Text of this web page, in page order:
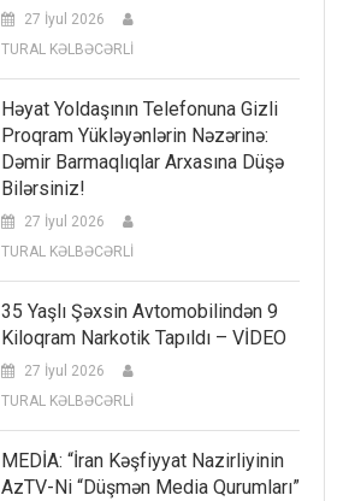
27 İyul 2026
TURAL KƏLBƏCƏRLİ
Həyat Yoldaşının Telefonuna Gizli
Proqram Yükləyənlərin Nəzərinə:
Dəmir Barmaqlıqlar Arxasına Düşə
Bilərsiniz!
27 İyul 2026
TURAL KƏLBƏCƏRLİ
35 Yaşlı Şəxsin Avtomobilindən 9
Kiloqram Narkotik Tapıldı – VİDEO
27 İyul 2026
TURAL KƏLBƏCƏRLİ
MEDİA: “İran Kəşfiyyat Nazirliyinin
AzTV-Ni “düşmən Media Qurumları”